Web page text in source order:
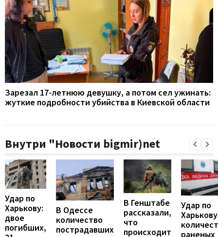
Зарезал 17-летнюю девушку, а потом сел ужинать:
жуткие подробности убийства в Киевской области
Внутри "Новости bigmir)net
Удар по
Харькову:
двое
погибших,
В Одессе
количество
пострадавших
В Генштабе
рассказали,
что
происходит
Удар по
раненых